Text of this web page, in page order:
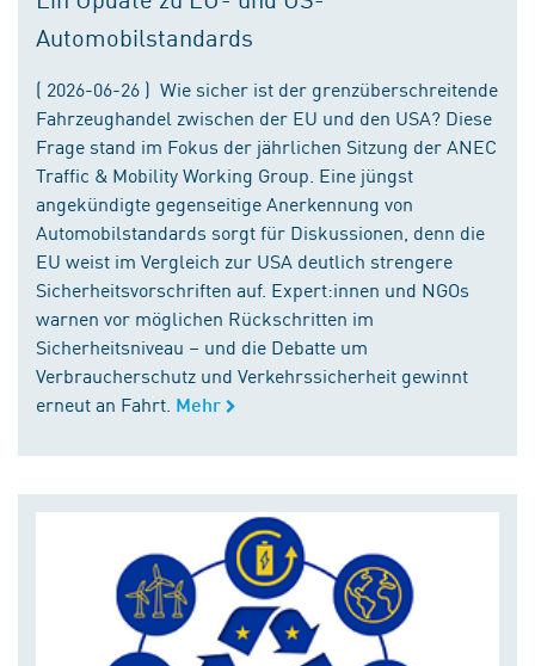
Automobilstandards
( 2026-06-26 ) Wie sicher ist der grenzüberschreitende
Fahrzeughandel zwischen der EU und den USA? Diese
Frage stand im Fokus der jährlichen Sitzung der ANEC
Traffic & Mobility Working Group. Eine jüngst
angekündigte gegenseitige Anerkennung von
Automobilstandards sorgt für Diskussionen, denn die
EU weist im Vergleich zur USA deutlich strengere
Sicherheitsvorschriften auf. Expert:innen und NGOs
warnen vor möglichen Rückschritten im
Sicherheitsniveau – und die Debatte um
Verbraucherschutz und Verkehrssicherheit gewinnt
erneut an Fahrt. Mehr